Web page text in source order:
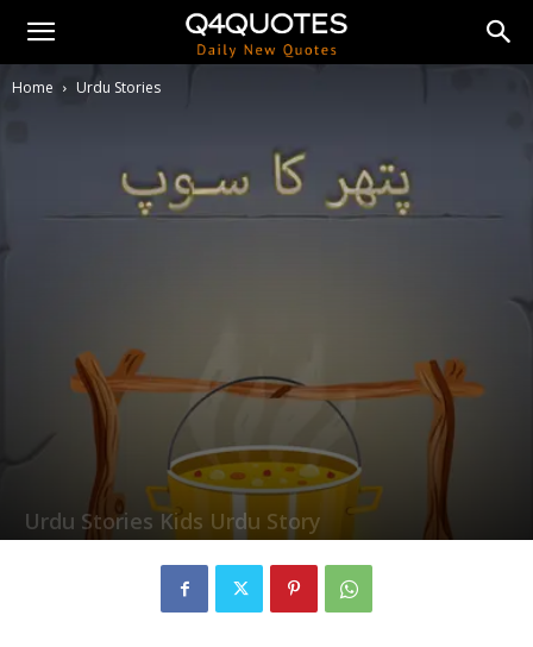
Home Urdu Stories
Urdu Stories Kids Urdu Story
پتھر کا سوپ
647 0